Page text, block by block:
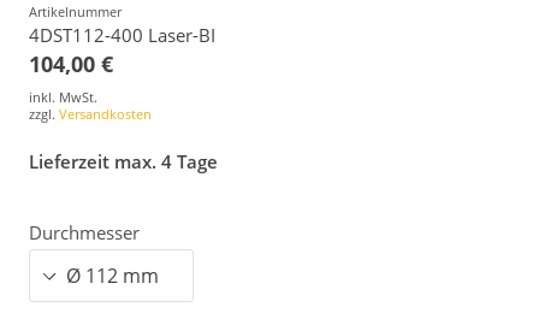
Artikelnummer
4DST112-400 Laser-BI
104,00 €
inkl. MwSt.
zzgl. Versandkosten
Lieferzeit max. 4 Tage
Durchmesser